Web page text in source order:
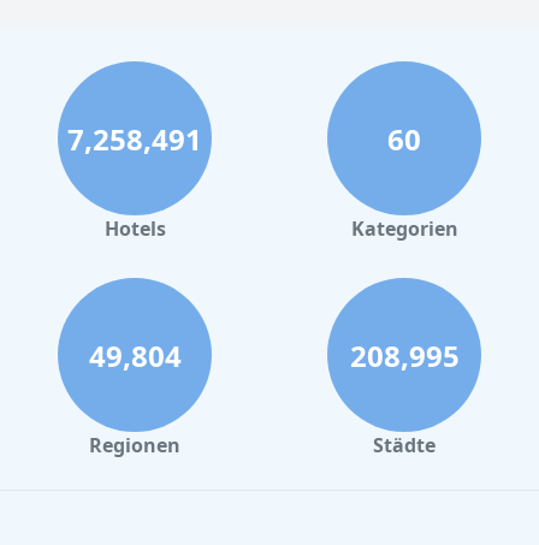
7,258,491
Hotels
60
Kategorien
49,804
Regionen
208,995
Städte